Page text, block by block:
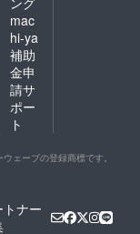
mac
hi-ya
補助
金申
請サ
ポー
ト
ェーブの登録商標です。
トナー